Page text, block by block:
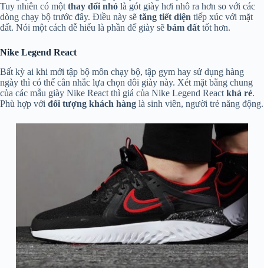
Tuy nhiên có một thay đổi nhỏ là gót giày hơi nhô ra hơn so với các
dòng chạy bộ trước đây. Điều này sẽ tăng tiết diện tiếp xúc với mặt
đất. Nói một cách dễ hiểu là phần đế giày sẽ bám đất tốt hơn.
Nike Legend React
Bất kỳ ai khi mới tập bộ môn chạy bộ, tập gym hay sử dụng hàng
ngày thì có thể cân nhắc lựa chọn đôi giày này. Xét mặt bằng chung
của các mẫu giày Nike React thì giá của Nike Legend React khá rẻ.
Phù hợp với đối tượng khách hàng là sinh viên, người trẻ năng động.